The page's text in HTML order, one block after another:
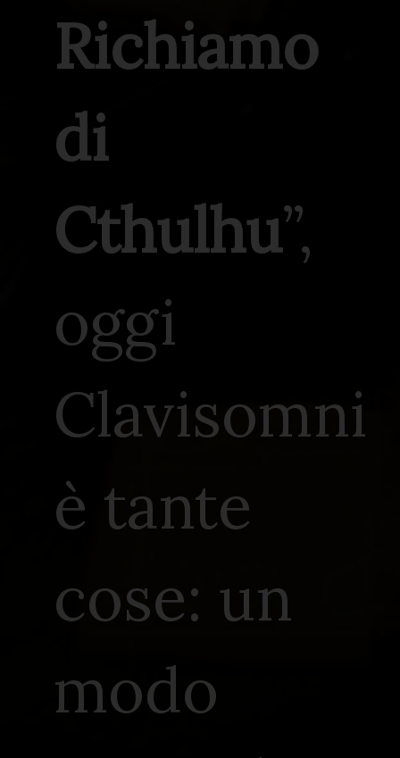
Richiamo
di
Cthulhu”,
oggi
Clavisomni
è tante
cose: un
modo